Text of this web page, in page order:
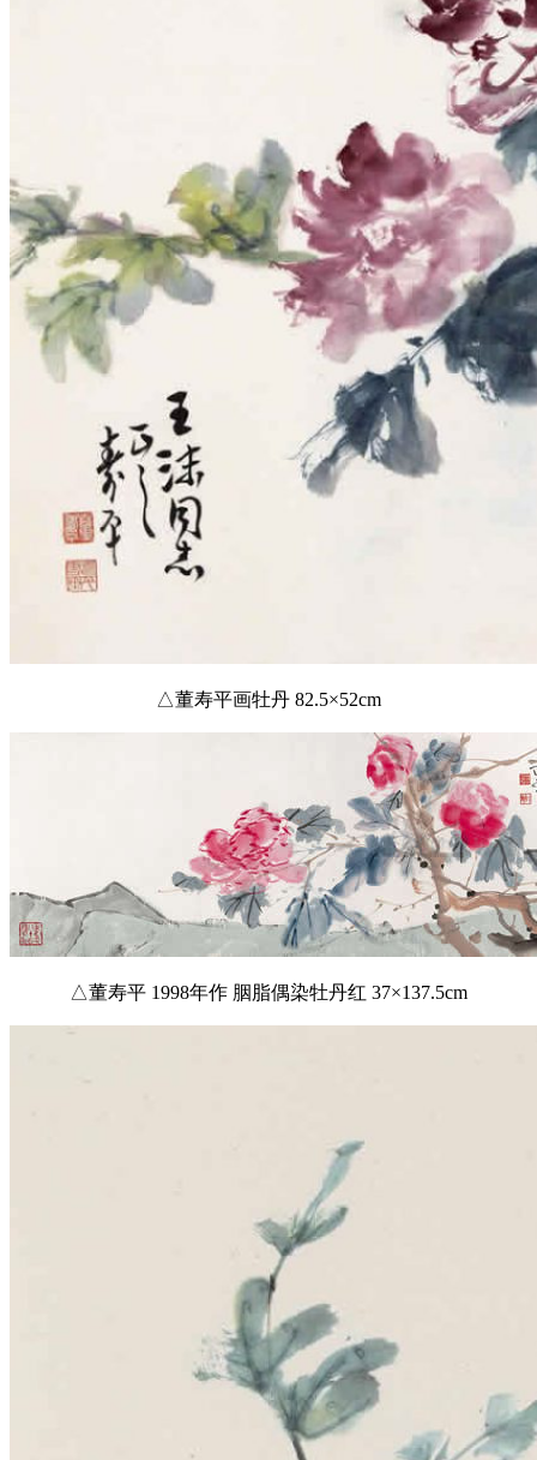
△董寿平画牡丹 82.5×52cm
△董寿平 1998年作 胭脂偶染牡丹红 37×137.5cm